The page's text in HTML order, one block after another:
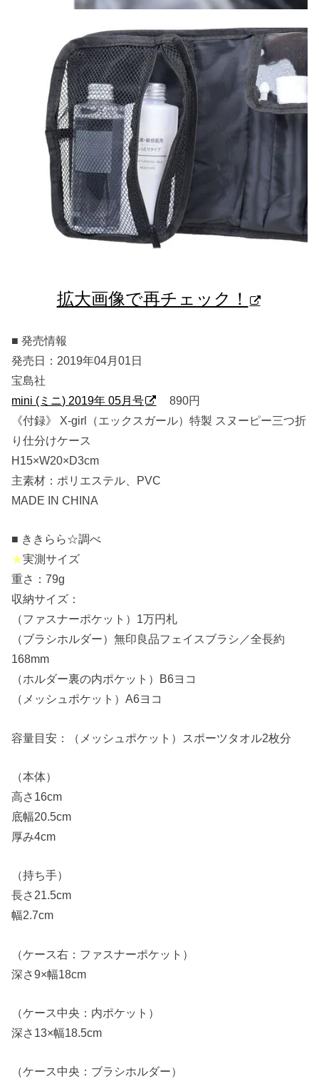
拡大画像で再チェック！
■ 発売情報
発売日：2019年04月01日
宝島社
mini (ミニ) 2019年 05月号
890円
《付録》 X-girl（エックスガール）特製 スヌーピー三つ折
り仕分けケース
H15×W20×D3cm
主素材：ポリエステル、PVC
MADE IN CHINA
■ ききらら☆調べ
★実測サイズ
重さ：79g
収納サイズ：
（ファスナーポケット）1万円札
（ブラシホルダー）無印良品フェイスブラシ／全長約
168mm
（ホルダー裏の内ポケット）B6ヨコ
（メッシュポケット）A6ヨコ
容量目安：（メッシュポケット）スポーツタオル2枚分
（本体）
高さ16cm
底幅20.5cm
厚み4cm
（持ち手）
長さ21.5cm
幅2.7cm
（ケース右：ファスナーポケット）
深さ9×幅18cm
（ケース中央：内ポケット）
深さ13×幅18.5cm
（ケース中央：ブラシホルダー）